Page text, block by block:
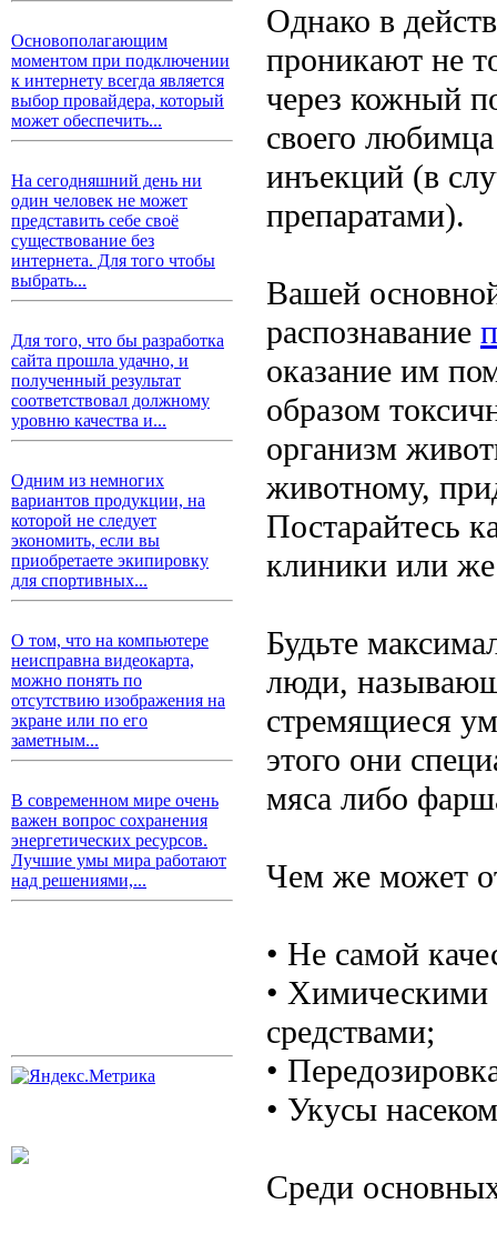
Основополагающим
моментом при подключении
к интернету всегда является
выбор провайдера, который
может обеспечить...
На сегодняшний день ни
один человек не может
представить себе своё
существование без
интернета. Для того чтобы
выбрать...
Для того, что бы разработка
сайта прошла удачно, и
полученный результат
соответствовал должному
уровню качества и...
Одним из немногих
вариантов продукции, на
которой не следует
экономить, если вы
приобретаете экипировку
для спортивных...
О том, что на компьютере
неисправна видеокарта,
можно понять по
отсутствию изображения на
экране или по его
заметным...
В современном мире очень
важен вопрос сохранения
энергетических ресурсов.
Лучшие умы мира работают
над решениями,...
Однако в
проникают не
через кожный
своего
инъекций (в
препаратами).
Вашей
распознавание
оказание им
образом
организм
животному,
Постарайтесь
клиники или
Будьте
люди,
стремящиеся
этого они
мяса либо
Чем же может
• Не самой
•
средствами;
•
• Укусы
Среди